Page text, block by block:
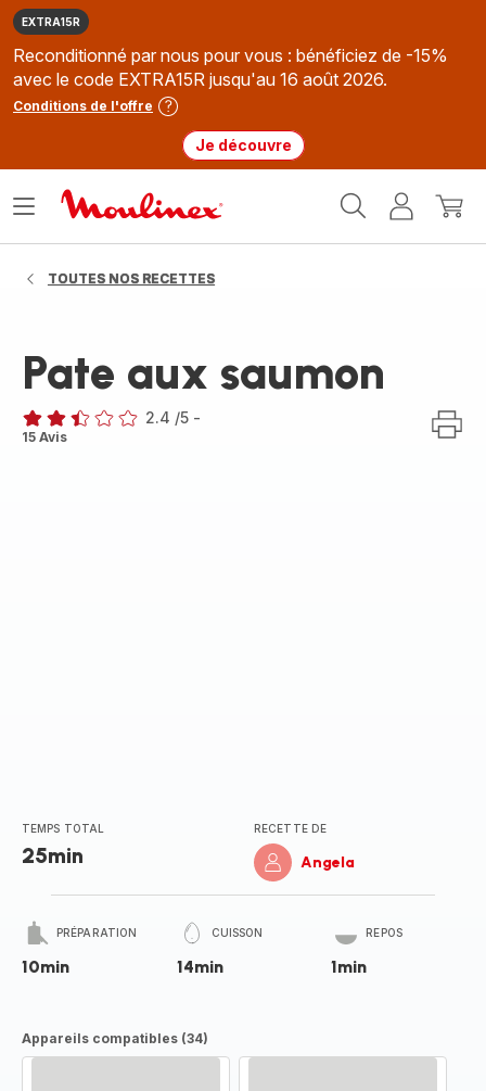
EXTRA15R
Reconditionné par nous pour vous : bénéficiez de -15%
avec le code EXTRA15R jusqu'au 16 août 2026.
Conditions de l'offre
Je découvre
MonMon
Ouvrir
TOUTES NOS RECETTES
Pate aux saumon
ratings.2.4
2.4 /5 -
15 Avis
TEMPS TOTAL
25min
RECETTE DE
Angela
PRÉPARATION
10min
CUISSON
14min
REPOS
1min
Appareils compatibles (34)